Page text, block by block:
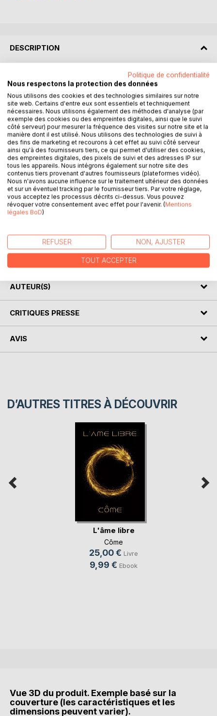
DESCRIPTION
Le Dialogue Interreligieux exige, dans le contexte africain,
l'instauration d'un véritable cercle éducatif entre le
Christianisme occidental et la Religion Africaine. La Mission
Chrétienne qui se comprend encore comme une action
caritative et qui se nourrit encore des prémisses de
l'herméneutique dévalorisante, est invitée à promouvoir en
Afrique un dialogue comparable au Dialogue entre le
Christianisme et l'Hindouisme ou entre le Christianisme et
l'Islam. La Mission Chrétienne est condamnée à divorcer
d'avec la conception de mission à sens unique et
d'adopter la pratique de mission à double-sens: de
l'Afrique vers l'Europe et de l'Europe vers l'Afrique. Cette
réciprocité devrait aussi se situer au niveau de l'intelligence
de la Notion de Dieu.
certain nombre d'exemples et clôture sa réflexion par un
survol des conditions de possibilité d'un véritable Dialogue
Interreligieux dans le Contexte Africain.
AUTEUR(S)
CRITIQUES PRESSE
AVIS
D’AUTRES TITRES À DÉCOUVRIR
L'âme libre
Côme
25,00 € Livre
9,99 € Ebook
Vue 3D du produit. Exemple basé sur la
couverture (les caractéristiques et les
dimensions peuvent varier).
Politique de confidentialité
Nous respectons la protection des données
Nous utilisons des cookies et des technologies similaires sur notre
site web. Certains d'entre eux sont essentiels et techniquement
nécessaires. Nous utilisons également des méthodes d'analyse (par
exemple des cookies ou des empreintes digitales, ainsi que le suivi
côté serveur) pour mesurer la fréquence des visites sur notre site et la
manière dont il est utilisé. Nous utilisons des technologies de suivi à
des fins de marketing et recourons à cet effet au suivi côté serveur
ainsi qu'à des fournisseurs tiers, ce qui permet d'utiliser des cookies,
des empreintes digitales, des pixels de suivi et des adresses IP sur
tous les appareils. Nous intégrons également sur notre site des
contenus tiers provenant d'autres fournisseurs (plateformes vidéo).
Nous n'avons aucune influence sur le traitement ultérieur des données
et sur un éventuel tracking par le fournisseur tiers. Par votre réglage,
vous acceptez les processus décrits ci-dessus. Vous pouvez
révoquer votre consentement avec effet pour l'avenir. (Mentions
légales BoD)
REFUSER NON, AJUSTER
TOUT ACCEPTER